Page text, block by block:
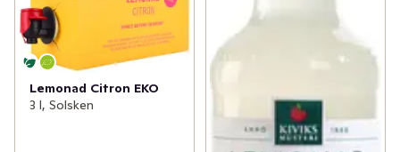
Lemonad Citron EKO
3 l, Solsken